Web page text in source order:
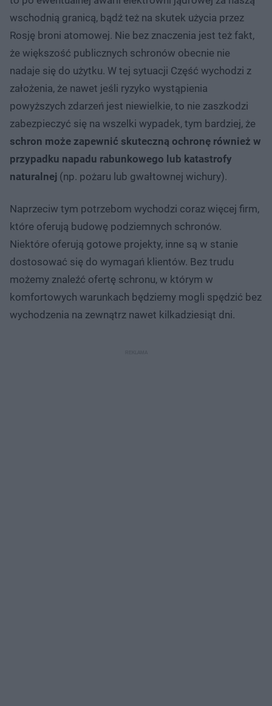
wschodnią granicą, bądź też na skutek użycia przez
Rosję broni atomowej. Nie bez znaczenia jest też fakt,
że większość publicznych schronów obecnie nie
nadaje się do użytku. W tej sytuacji Część wychodzi z
założenia, że nawet jeśli ryzyko wystąpienia
powyższych zdarzeń jest niewielkie, to nie zaszkodzi
zabezpieczyć się na wszelki wypadek, tym bardziej, że
schron może zapewnić skuteczną ochronę również w
przypadku napadu rabunkowego lub katastrofy
naturalnej (np. pożaru lub gwałtownej wichury).
Naprzeciw tym potrzebom wychodzi coraz więcej firm,
które oferują budowę podziemnych schronów.
Niektóre oferują gotowe projekty, inne są w stanie
dostosować się do wymagań klientów. Bez trudu
możemy znaleźć ofertę schronu, w którym w
komfortowych warunkach będziemy mogli spędzić bez
wychodzenia na zewnątrz nawet kilkadziesiąt dni.